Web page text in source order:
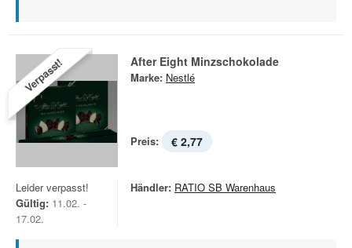
Verpasst! After Eight Minzschokolade
Marke: Nestlé
Preis: € 2,77
Leider verpasst!
Gültig: 11.02. -
17.02.
Händler: RATIO SB Warenhaus